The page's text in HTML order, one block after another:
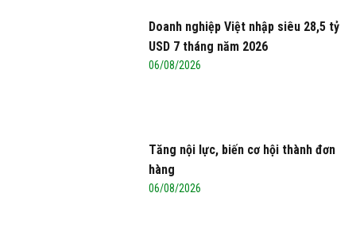
Doanh nghiệp Việt nhập siêu 28,5 tỷ
USD 7 tháng năm 2026
06/08/2026
Tăng nội lực, biến cơ hội thành đơn
hàng
06/08/2026